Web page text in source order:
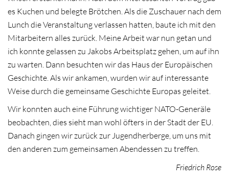
es Kuchen und belegte Brötchen. Als die Zuschauer nach dem
Lunch die Veranstaltung verlassen hatten, baute ich mit den
Mitarbeitern alles zurück. Meine Arbeit war nun getan und
ich konnte gelassen zu Jakobs Arbeitsplatz gehen, um auf ihn
zu warten. Dann besuchten wir das Haus der Europäischen
Geschichte. Als wir ankamen, wurden wir auf interessante
Weise durch die gemeinsame Geschichte Europas geleitet.
Wir konnten auch eine Führung wichtiger NATO-Generäle
beobachten, dies sieht man wohl öfters in der Stadt der EU.
Danach gingen wir zurück zur Jugendherberge, um uns mit
den anderen zum gemeinsamen Abendessen zu treffen.
Friedrich Rose